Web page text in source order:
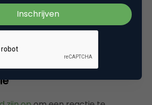
mobile marketing